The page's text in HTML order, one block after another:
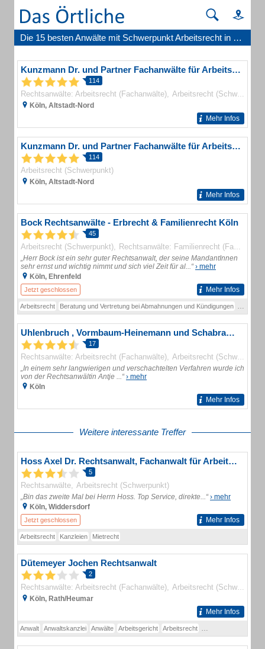
Die 15 besten Anwälte mit Schwerpunkt Arbeitsrecht in Köln
Kunzmann Dr. und Partner Fachanwälte für Arbeitsrecht
114
Rechtsanwälte: Arbeitsrecht (Fachanwälte) Arbeitsrecht (Schwerpunkt)
Köln, Altstadt-Nord
Mehr Infos
Kunzmann Dr. und Partner Fachanwälte für Arbeitsrecht
114
Arbeitsrecht (Schwerpunkt)
Köln, Altstadt-Nord
Mehr Infos
Bock Rechtsanwälte - Erbrecht & Familienrecht Köln
45
Arbeitsrecht (Schwerpunkt) Rechtsanwälte: Familienrecht (Fachanwälte)
„Herr Bock ist ein sehr guter Rechtsanwalt, der seine MandantInnen
sehr ernst und wichtig nimmt und sich viel Zeit für al...“› mehr
Köln, Ehrenfeld
Jetzt geschlossen Mehr Infos
Arbeitsrecht Beratung und Vertretung bei Abmahnungen und Kündigungen
Uhlenbruch , Vormbaum-Heinemann und Schabram Fachanwälte für Arbeitsrecht
17
Rechtsanwälte: Arbeitsrecht (Fachanwälte) Arbeitsrecht (Schwerpunkt)
„In einem sehr langwierigen und verschachtelten Verfahren wurde ich
von der Rechtsanwältin Antje ...“› mehr
Köln
Mehr Infos
Weitere interessante Treffer
Hoss Axel Dr. Rechtsanwalt, Fachanwalt für Arbeitsrecht
5
Rechtsanwälte Arbeitsrecht (Schwerpunkt)
„Bin das zweite Mal bei Herrn Hoss. Top Service, direkte...“› mehr
Köln, Widdersdorf
Jetzt geschlossen Mehr Infos
Arbeitsrecht Kanzleien Mietrecht
Dütemeyer Jochen Rechtsanwalt
2
Rechtsanwälte: Arbeitsrecht (Fachanwälte) Arbeitsrecht (Schwerpunkt)
Köln, Rath/Heumar
Mehr Infos
Anwalt Anwaltskanzlei Anwälte Arbeitsgericht Arbeitsrecht